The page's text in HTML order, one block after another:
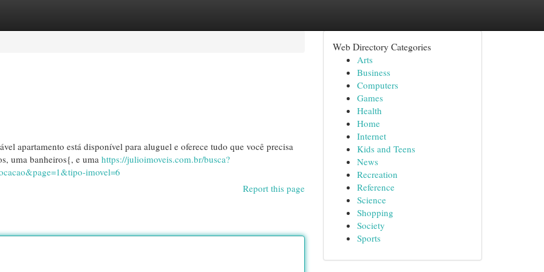
apartamento está disponível para aluguel e oferece tudo que você precisa
uma banheiros{, e uma https://julioimoveis.com.br/busca?
imovel=6
Report this page
Web Directory Categories
Arts
Business
Computers
Games
Health
Home
Internet
Kids and Teens
News
Recreation
Reference
Science
Shopping
Society
Sports